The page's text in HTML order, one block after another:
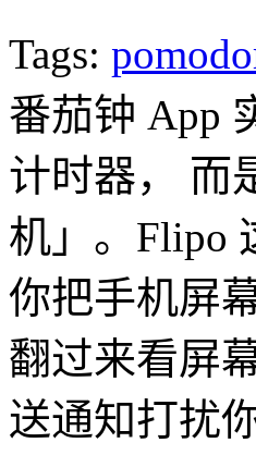
Tags:
番茄钟 App
计时器， 而
机」。Flipo
你把手机屏
翻过来看屏
送通知打扰